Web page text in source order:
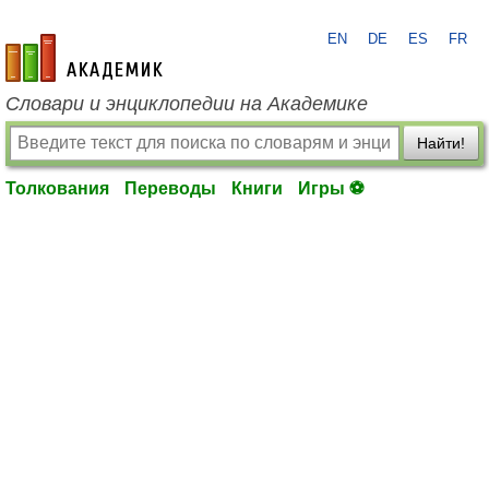
academic.ru
EN DE ES FR
Словари и энциклопедии на Академике
Найти!
Толкования Переводы Книги Игры ⚽